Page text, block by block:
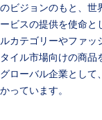
のビジョンのもと、世
ービスの提供を使命と
ルカテゴリーやファッ
タイル市場向けの商
グローバル企業として
かっています。